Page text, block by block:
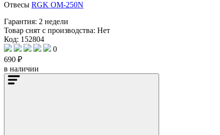
Отвесы RGK OM-250N
Гарантия: 2 недели
Товар снят с производства: Нет
Код: 152804
0
690 ₽
в наличии